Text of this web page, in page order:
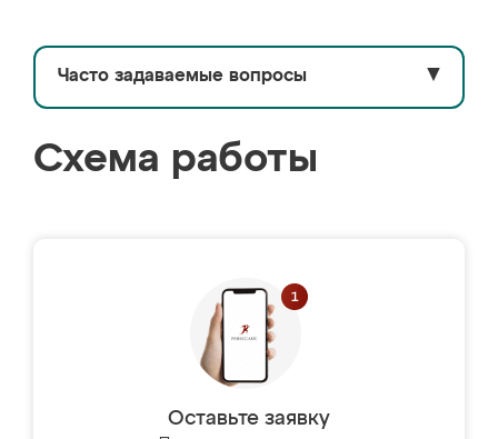
Часто задаваемые вопросы ▼
Схема работы
Оставьте заявку